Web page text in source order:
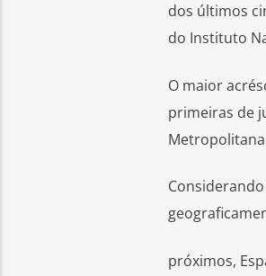
dos últimos
do Instituto
O maior
primeiras de
próximos,